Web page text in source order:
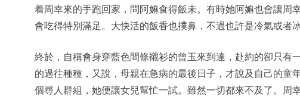
着周幸來的手跑回家，問阿嫲食得飯未。有時她阿嫲也會讓周
會吃得特別滿足。大快活的飯香也撲鼻，不過也許是冷氣或者
終於，自稱會身穿藍色間條襯衫的曾玉來到達，赴約的卻只
的過往種種，又說，母親在急病的最後日子，才說及自己的
個尋人群組，她便讓女兒幫忙一試。雖然一切都來不及了。周幸